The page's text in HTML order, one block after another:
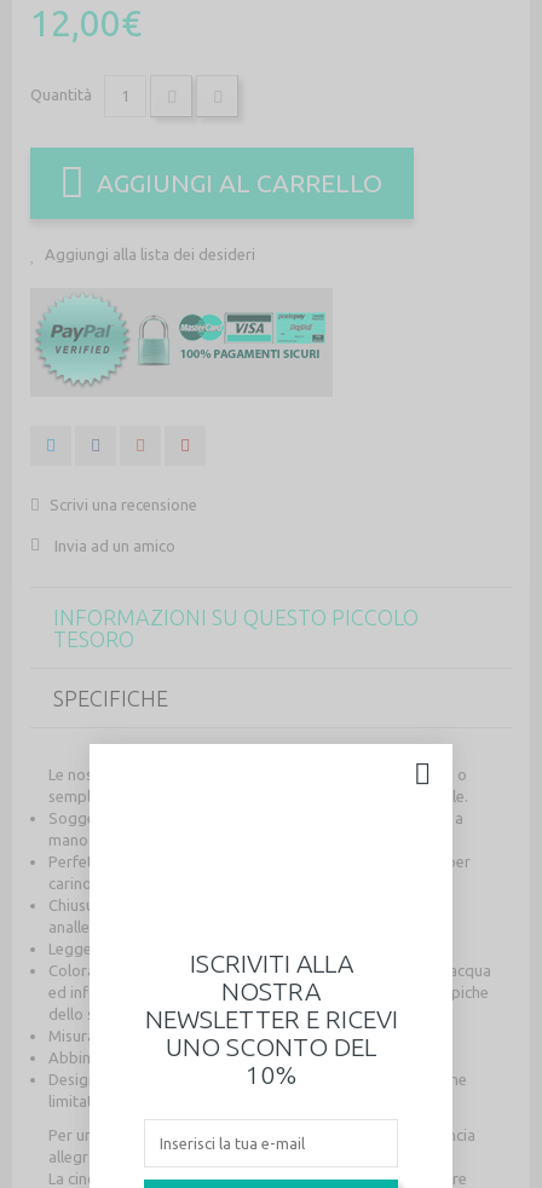
12,00€
Quantità
AGGIUNGI AL CARRELLO
Aggiungi alla lista dei desideri
Scrivi una recensione
Invia ad un amico
INFORMAZIONI SU QUESTO PICCOLO
TESORO
SPECIFICHE
Le nostre spille uniche sono perfette per chi ama la natura o
semplicemente per dedicare a qualcuno un ricordo speciale.
Soggetto disegnato da noi in esclusiva, tagliato e dipinto a
mano nel nostro studio
Perfetta per un look originale in qualunque occasione, super
carino e romantico, con un tocco di ironia
Chiusura a spilla da balia sul retro con base in metallo
anallergica
Leggerissima da indossare!
Colorata totalmente a mano con colori e vernici a base d'acqua
ed infinita, amorosa pazienza, per ricreare le sfumature tipiche
dello stile Daffodil.
Misura circa 2 x 3 cm.
Abbinabile agli altri piccoli tesori con lo stesso design
Design originale Daffodil Bijoux, dalla collezione in edizione
limitata Light Wood.
Per un pensierino la spilla in legno con piccolo uccellino cincia
allegra è un dono sicuramente gradito!
La cinciallegra è un uccellino che ama molto cantare e vivere
ISCRIVITI ALLA
NOSTRA
NEWSLETTER E RICEVI
UNO SCONTO DEL
10%